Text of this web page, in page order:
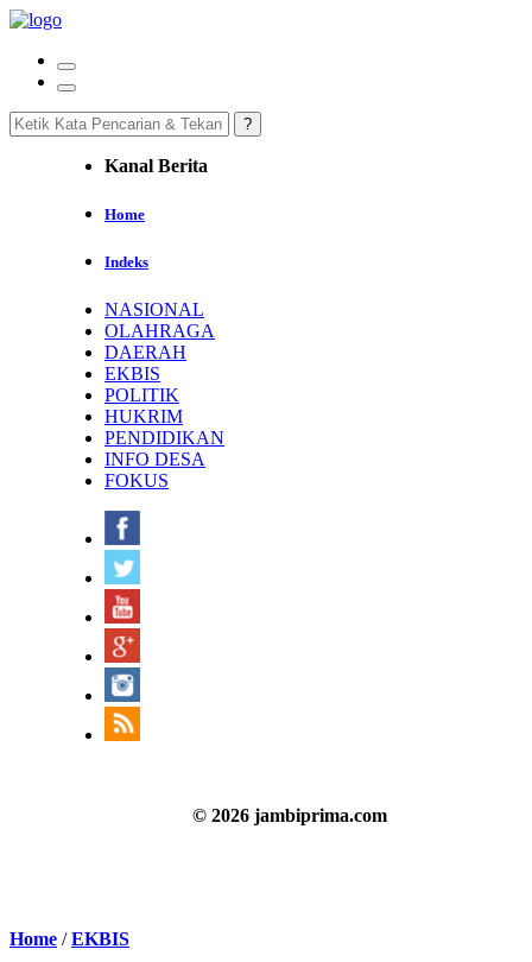
Kanal Berita
Home
Indeks
NASIONAL
OLAHRAGA
DAERAH
EKBIS
POLITIK
HUKRIM
PENDIDIKAN
INFO DESA
FOKUS
© 2026 jambiprima.com
Home /EKBIS